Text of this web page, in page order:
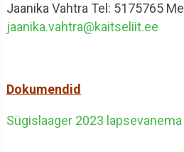
Jaanika Vahtra Tel: 5175765
jaanika.vahtra@kaitseliit.ee
Dokumendid
Sügislaager 2023